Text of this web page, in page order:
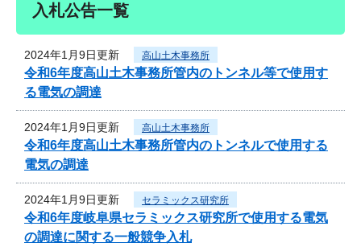
入札公告一覧
2024年1月9日更新 高山土木事務所
令和6年度高山土木事務所管内のトンネル等で使用す
る電気の調達
2024年1月9日更新 高山土木事務所
令和6年度高山土木事務所管内のトンネルで使用する
電気の調達
2024年1月9日更新 セラミックス研究所
令和6年度岐阜県セラミックス研究所で使用する電気
の調達に関する一般競争入札